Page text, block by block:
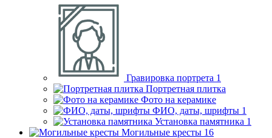
Гравировка портрета 1
Портретная плитка
Фото на керамике
ФИО, даты, шрифты 1
Установка памятника 1
Могильные кресты 16